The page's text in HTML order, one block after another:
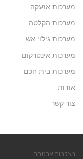
מערכות אזעקה
מערכות הקלטה
מערכות גילוי אש
מערכות אינטרקום
מערכות בית חכם
אודות
צור קשר
מצלמות אבטחה